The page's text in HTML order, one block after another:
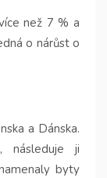
než 7 % a
o nárůst o
a Dánska.
následuje ji
byty